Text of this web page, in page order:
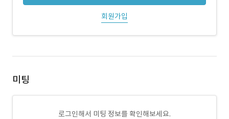
회원가입
미팅
로그인해서 미팅 정보를 확인해보세요.